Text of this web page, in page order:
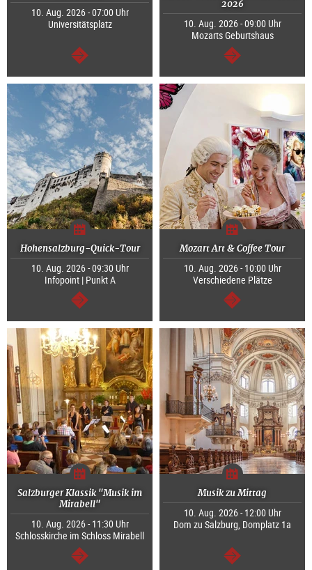
10. Aug. 2026 - 07:00 Uhr
Universitätsplatz
weiter
2026
10. Aug. 2026 - 09:00 Uhr
Mozarts Geburtshaus
weiter
Hohensalzburg-Quick-Tour
10. Aug. 2026 - 09:30 Uhr
Infopoint | Punkt A
weiter
Mozart Art & Coffee Tour
10. Aug. 2026 - 10:00 Uhr
Verschiedene Plätze
weiter
Salzburger Klassik "Musik im
Mirabell"
10. Aug. 2026 - 11:30 Uhr
Schlosskirche im Schloss Mirabell
Musik zu Mittag
10. Aug. 2026 - 12:00 Uhr
Dom zu Salzburg, Domplatz 1a